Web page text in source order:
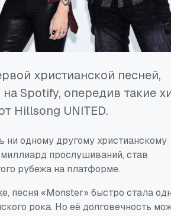
христианской песней,
Spotify, опередив такие
Hillsong UNITED.
одному другому христианскому
миллиард прослушиваний, став
рубежа на платформе.
, песня «Monster» быстро стала
рока. Но её долговечность